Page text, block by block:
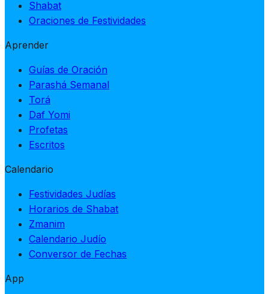
Shabat
Oraciones de Festividades
Aprender
Guías de Oración
Parashá Semanal
Torá
Daf Yomi
Profetas
Escritos
Calendario
Festividades Judías
Horarios de Shabat
Zmanim
Calendario Judío
Conversor de Fechas
App